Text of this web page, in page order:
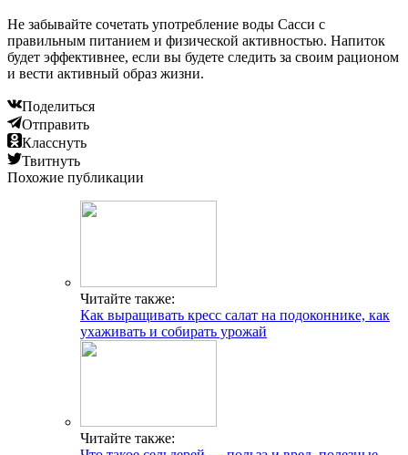
Не забывайте сочетать употребление воды Сасси с
правильным питанием и физической активностью. Напиток
будет эффективнее, если вы будете следить за своим рационом
и вести активный образ жизни.
Поделиться
Отправить
Класснуть
Твитнуть
Похожие публикации
Читайте также:
Как выращивать кресс салат на подоконнике, как
ухаживать и собирать урожай
Читайте также: